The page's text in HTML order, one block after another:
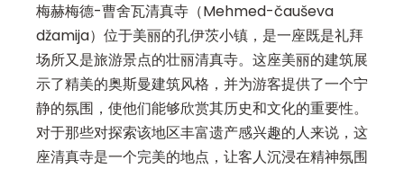
梅赫梅德-曹舍瓦清真寺（Mehmed-čauševa
džamija）位于美丽的孔伊茨小镇，是一座既是礼拜
场所又是旅游景点的壮丽清真寺。这座美丽的建筑展
示了精美的奥斯曼建筑风格，并为游客提供了一个宁
静的氛围，使他们能够欣赏其历史和文化的重要性。
对于那些对探索该地区丰富遗产感兴趣的人来说，这
座清真寺是一个完美的地点，让客人沉浸在精神氛围